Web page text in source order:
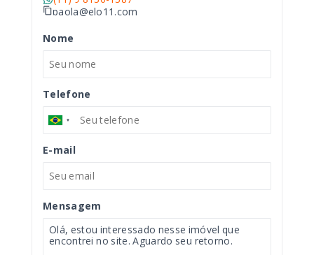
paola@elo11.com
Nome
Telefone
E-mail
Mensagem